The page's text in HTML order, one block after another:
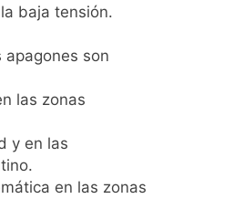
baja tensión.
son
las zonas
y en las
en las zonas